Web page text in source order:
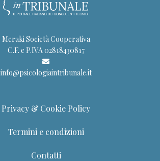
Meraki Società Cooperativa
C.F. e P.IVA 02818430817
info@psicologiaintribunale.it
Privacy & Cookie Policy
Termini e condizioni
Contatti